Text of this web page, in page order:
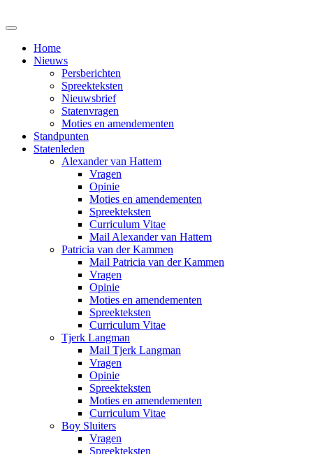
Home
Nieuws
Persberichten
Spreekteksten
Nieuwsbrief
Statenvragen
Moties en amendementen
Standpunten
Statenleden
Alexander van Hattem
Vragen
Opinie
Moties en amendementen
Spreekteksten
Curriculum Vitae
Mail Alexander van Hattem
Patricia van der Kammen
Mail Patricia van der Kammen
Vragen
Opinie
Moties en amendementen
Spreekteksten
Curriculum Vitae
Tjerk Langman
Mail Tjerk Langman
Vragen
Opinie
Spreekteksten
Moties en amendementen
Curriculum Vitae
Boy Sluiters
Vragen
Spreekteksten